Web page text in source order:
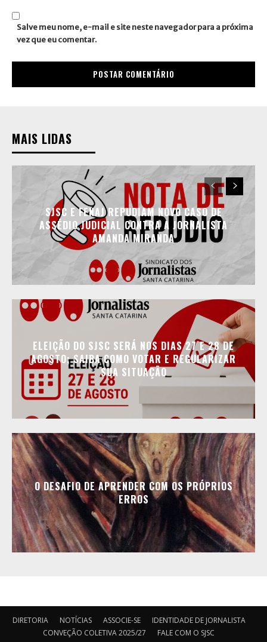
Salve meu nome, e-mail e site neste navegador para a próxima
vez que eu comentar.
MAIS LIDAS
SJSC E FENAJ REPUDIAM NOVO CASO DE
ASSÉDIO JUDICIAL CONTRA A JORNALISTA
AMANDA MIRANDA
ELEIÇÃO DO SJSC SERÁ NOS DIAS 27 E 28 DE
AGOSTO; SAIBA COMO VOTAR E REGULARIZAR
SUA SITUAÇÃO
O DESAFIO DE APRENDER COM OS PRÓPRIOS
ERROS
DIRETORIA NOTÍCIAS ASSOCIE-SE
IDENTIDADE DE JORNALISTA
CONVEÇÃO COLETIVA 2025/27
FALE COM O SJSC